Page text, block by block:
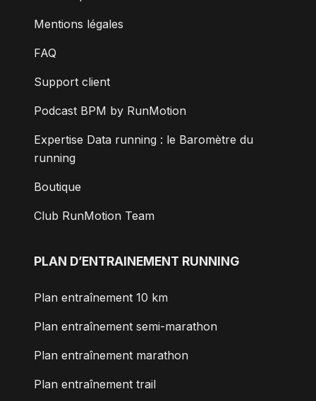
Mentions légales
FAQ
Support client
Podcast BPM by RunMotion
Expertise Data running : le Baromètre du
running
Boutique
Club RunMotion Team
PLAN D’ENTRAINEMENT RUNNING
Plan entraînement 10 km
Plan entraînement semi-marathon
Plan entraînement marathon
Plan entraînement trail